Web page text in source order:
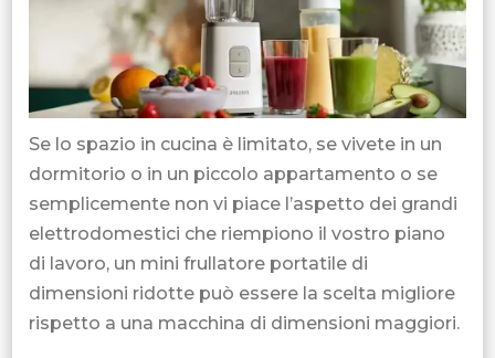
Se lo spazio in cucina è limitato, se vivete in un
dormitorio o in un piccolo appartamento o se
semplicemente non vi piace l’aspetto dei grandi
elettrodomestici che riempiono il vostro piano
di lavoro, un mini frullatore portatile di
dimensioni ridotte può essere la scelta migliore
rispetto a una macchina di dimensioni maggiori.